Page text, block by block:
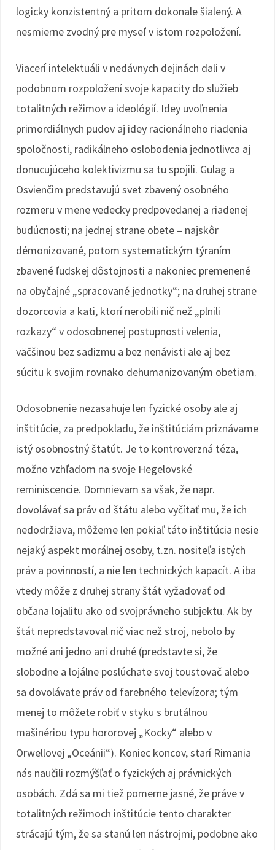
logicky konzistentný a pritom dokonale šialený. A
nesmierne zvodný pre myseľ v istom rozpoložení.
Viacerí intelektuáli v nedávnych dejinách dali v
podobnom rozpoložení svoje kapacity do služieb
totalitných režimov a ideológií. Idey uvoľnenia
primordiálnych pudov aj idey racionálneho riadenia
spoločnosti, radikálneho oslobodenia jednotlivca aj
donucujúceho kolektivizmu sa tu spojili. Gulag a
Osvienčim predstavujú svet zbavený osobného
rozmeru v mene vedecky predpovedanej a riadenej
budúcnosti; na jednej strane obete – najskôr
démonizované, potom systematickým týraním
zbavené ľudskej dôstojnosti a nakoniec premenené
na obyčajné „spracované jednotky“; na druhej strane
dozorcovia a kati, ktorí nerobili nič než „plnili
rozkazy“ v odosobnenej postupnosti velenia,
väčšinou bez sadizmu a bez nenávisti ale aj bez
súcitu k svojim rovnako dehumanizovaným obetiam.
Odosobnenie nezasahuje len fyzické osoby ale aj
inštitúcie, za predpokladu, že inštitúciám priznávame
istý osobnostný štatút. Je to kontroverzná téza,
možno vzhľadom na svoje Hegelovské
reminiscencie. Domnievam sa však, že napr.
dovolávať sa práv od štátu alebo vyčítať mu, že ich
nedodržiava, môžeme len pokiaľ táto inštitúcia nesie
nejaký aspekt morálnej osoby, t.zn. nositeľa istých
práv a povinností, a nie len technických kapacít. A iba
vtedy môže z druhej strany štát vyžadovať od
občana lojalitu ako od svojprávneho subjektu. Ak by
štát nepredstavoval nič viac než stroj, nebolo by
možné ani jedno ani druhé (predstavte si, že
slobodne a lojálne poslúchate svoj toustovač alebo
sa dovolávate práv od farebného televízora; tým
menej to môžete robiť v styku s brutálnou
mašinériou typu hororovej „Kocky“ alebo v
Orwellovej „Oceánii“). Koniec koncov, starí Rimania
nás naučili rozmýšľať o fyzických aj právnických
osobách. Zdá sa mi tiež pomerne jasné, že práve v
totalitných režimoch inštitúcie tento charakter
strácajú tým, že sa stanú len nástrojmi, podobne ako